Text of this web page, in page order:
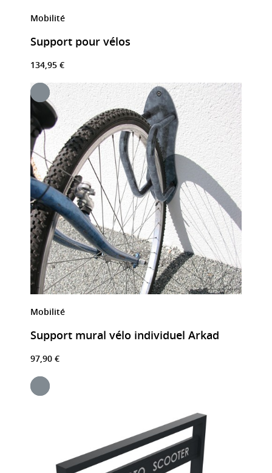
Mobilité
Support pour vélos
134,95 €
Mobilité
Support mural vélo individuel Arkad
97,90 €